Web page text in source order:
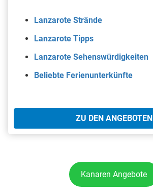
Lanzarote Strände
Lanzarote Tipps
Lanzarote Sehenswürdigkeiten
Beliebte Ferienunterkünfte
ZU DEN ANGEBOTEN
Kanaren Angebote